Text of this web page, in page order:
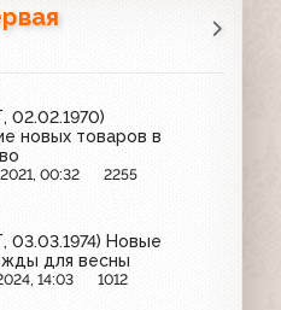
02.02.1970)
новых товаров в
00:32 2255
03.03.1974) Новые
для весны
14:03 1012